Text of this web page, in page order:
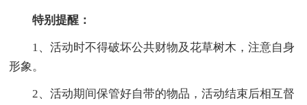
特别提醒：
1、活动时不得破坏公共财物及花草树木，注意自身
形象。
2、活动期间保管好自带的物品，活动结束后相互督